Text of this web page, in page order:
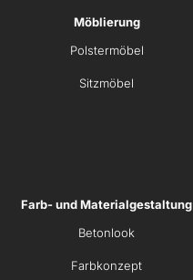
Möblierung
Polstermöbel
Sitzmöbel
Farb- und Materialgestaltung
Betonlook
Farbkonzept